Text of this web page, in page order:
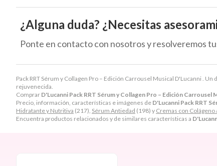
Pack RRT Sérum y Collagen Pro – Edición Carrousel Musical D'Lucanni .
rejuvenecida.
Comprar D'Lucanni Pack RRT Sérum y Collagen Pro – Edición Carrousel
Precio, información, características e imágenes de D'Lucanni Pack RRT
Hidratante y Nutritiva (217), Sérum Antiedad (198) y Cremas con Colágeno
Encuentra productos relacionados y de similares características a
¿Alguna duda? ¿Necesitas
Ponte en contacto con nosotros y resolveremos